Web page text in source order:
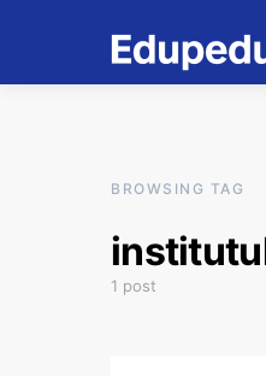
BROWSING TAG
1 post